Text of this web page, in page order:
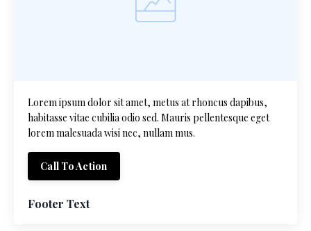
Lorem ipsum dolor sit amet, metus at rhoncus dapibus,
habitasse vitae cubilia odio sed. Mauris pellentesque eget
lorem malesuada wisi nec, nullam mus.
Call To Action
Footer Text